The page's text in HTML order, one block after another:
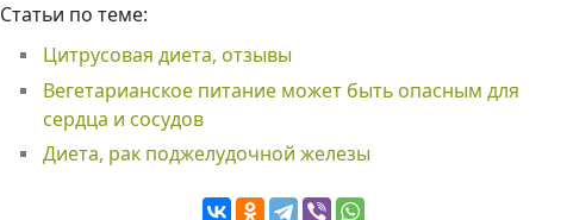
Статьи по теме:
Цитрусовая диета, отзывы
Вегетарианское питание может быть опасным для
сердца и сосудов
Диета, рак поджелудочной железы